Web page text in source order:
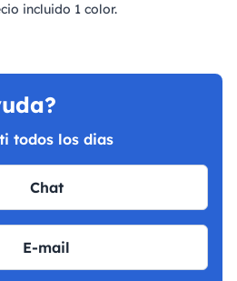
incluido 1 color.
todos los dias
Chat
E-mail